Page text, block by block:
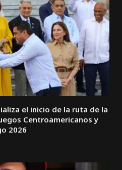
el inicio de la ruta de la
Centroamericanos y
2026